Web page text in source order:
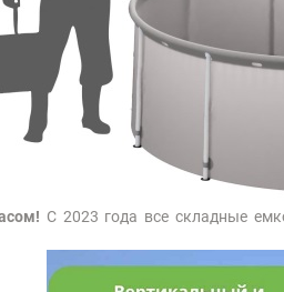
С 2023 года все складные